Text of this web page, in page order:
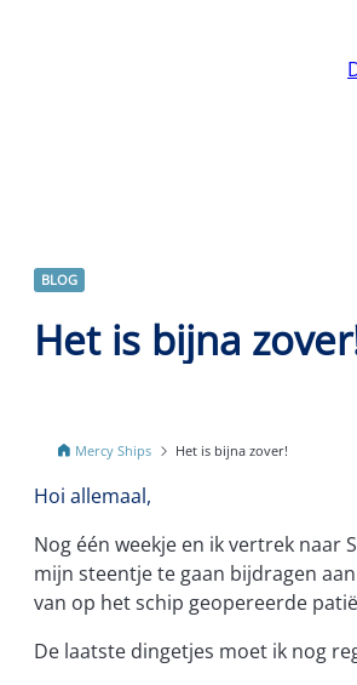
BLOG
Het is bijna
Mercy Ships Het is bijna zover!
Hoi allemaal,
Nog één weekje en ik vertrek naar
mijn steentje te gaan bijdragen
van op het schip geopereerde
De laatste dingetjes moet ik nog